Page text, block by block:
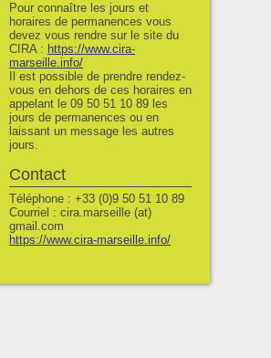
Pour connaître les jours et
horaires de permanences vous
devez vous rendre sur le site du
CIRA : https://www.cira-
marseille.info/
Il est possible de prendre rendez-
vous en dehors de ces horaires en
appelant le 09 50 51 10 89 les
jours de permanences ou en
laissant un message les autres
jours.
Contact
Téléphone : +33 (0)9 50 51 10 89
Courriel : cira.marseille (at)
gmail.com
https://www.cira-marseille.info/